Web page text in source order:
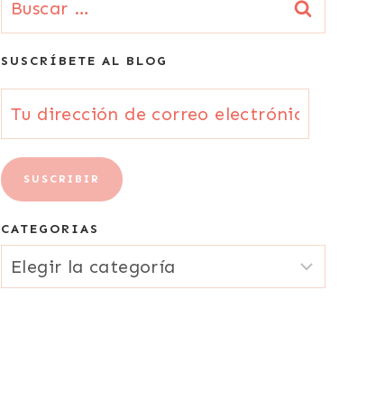
SUSCRÍBETE AL BLOG
Tu
dirección
de
correo
electrónico
{Email}
SUSCRIBIR
CATEGORIAS
CATEGORIAS